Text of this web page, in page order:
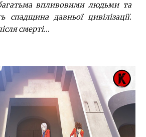
впливовими людьми та
спадщина давньої цивілізації.
смерті...